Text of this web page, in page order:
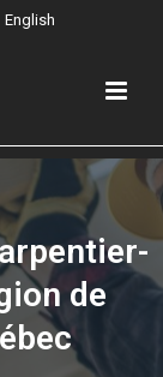
English
de